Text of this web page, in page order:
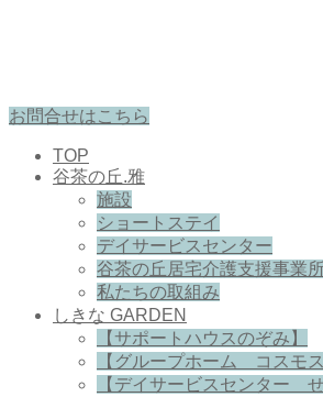
お問合せはこちら
TOP
谷茶の丘.雅
施設
ショートステイ
デイサービスセンター
谷茶の丘居宅介護支援事業
私たちの取組み
しきな GARDEN
【サポートハウスのぞみ】
【グループホーム コスモス
【デイサービスセンター せ